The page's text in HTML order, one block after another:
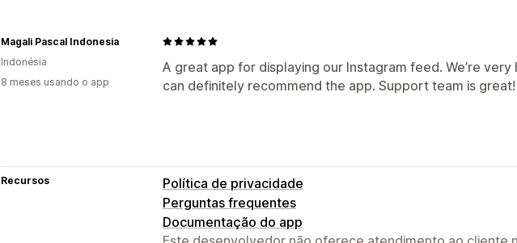
A great app for displaying our Instagram feed. We’re very
can definitely recommend the app. Support team is great!
Magali Pascal Indonesia
Indonésia
8 meses usando o app
Recursos
Política de privacidade
Perguntas frequentes
Documentação do app